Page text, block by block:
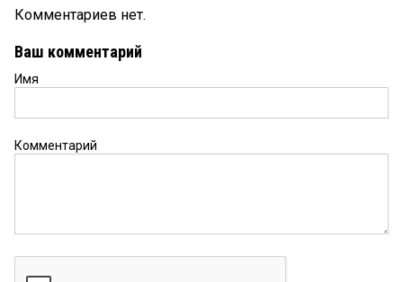
Комментариев нет.
Ваш комментарий
Имя
Комментарий